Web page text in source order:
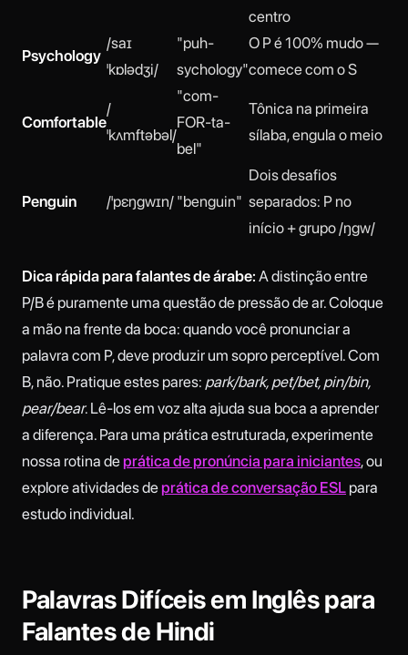
centro
Psychology
/saɪ
ˈkɒlədʒi/
"puh-
sychology"
O P é 100% mudo —
comece com o S
Comfortable
/
ˈkʌmftəbəl/
"com-
FOR-ta-
bel"
Tônica na primeira
sílaba, engula o meio
Penguin /ˈpɛŋɡwɪn/ "benguin"
Dois desafios
separados: P no
início + grupo /ŋɡw/
Dica rápida para falantes de árabe: A distinção entre
P/B é puramente uma questão de pressão de ar. Coloque
a mão na frente da boca: quando você pronunciar a
palavra com P, deve produzir um sopro perceptível. Com
B, não. Pratique estes pares: park/bark, pet/bet, pin/bin,
pear/bear. Lê-los em voz alta ajuda sua boca a aprender
a diferença. Para uma prática estruturada, experimente
nossa rotina deprática de pronúncia para iniciantes, ou
explore atividades deprática de conversação ESL para
estudo individual.
Palavras Difíceis em Inglês para
Falantes de Hindi